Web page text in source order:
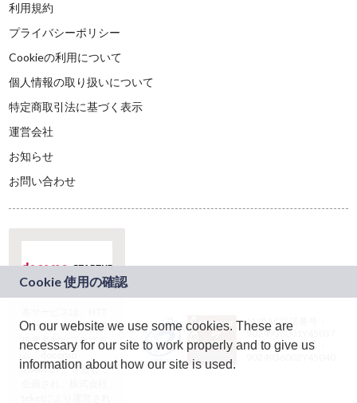
利用規約
プライバシーポリシー
Cookieの利用について
個人情報の取り扱いについて
特定商取引法に基づく表示
運営会社
お知らせ
お問い合わせ
ドコモグループの新
規事業創出プログラ
ム「docomo
STARTUP」を通じて
JASRAC許諾番号：
9024936001Y45037
JASRAC許諾番号：
On our website we use some cookies. These are
necessary for our site to work properly and to give us
information about how our site is used.